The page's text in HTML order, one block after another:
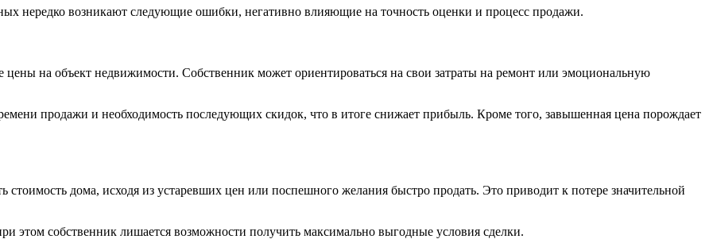
нередко возникают следующие ошибки, негативно влияющие на точность оценки и процесс продажи.
на объект недвижимости. Собственник может ориентироваться на свои затраты на ремонт или эмоциональную
продажи и необходимость последующих скидок, что в итоге снижает прибыль. Кроме того, завышенная цена порождает
дома, исходя из устаревших цен или поспешного желания быстро продать. Это приводит к потере значительной
этом собственник лишается возможности получить максимально выгодные условия сделки.